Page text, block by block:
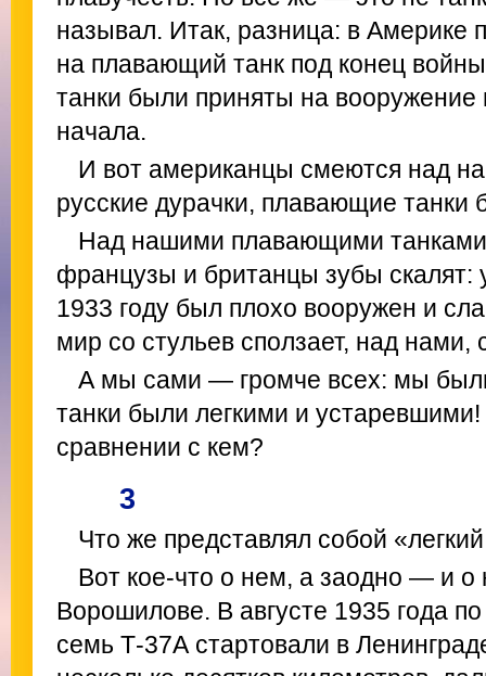
называл. Итак, разница: в Америке
на плавающий танк под конец
танки были приняты на вооружение
начала.
И вот американцы смеются над
русские дурачки, плавающие танки
Над нашими плавающими
французы и британцы зубы скалят:
1933 году был плохо вооружен и
мир со стульев сползает, над нами,
А мы сами — громче всех: мы
танки были легкими и
сравнении с кем?
3
Что же представлял собой
Вот кое-что о нем, а заодно — и
Ворошилове. В августе 1935 года
семь Т-37А стартовали в